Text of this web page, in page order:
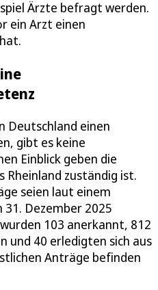
Ärzte befragt werden.
ein Arzt einen
Deutschland einen
gibt es keine
Einblick geben die
Rheinland zuständig ist.
seien laut einem
31. Dezember 2025
103 anerkannt, 812
und 40 erledigten sich aus
Anträge befinden